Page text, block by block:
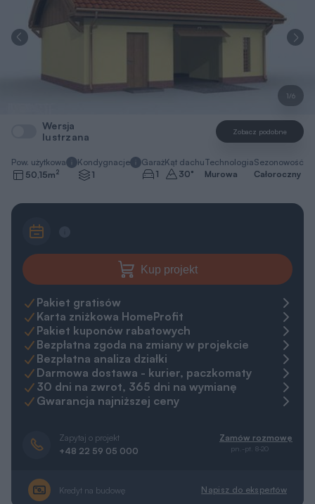
1/6
Wersja
lustrzana
Zobacz podobne
Pow. użytkowa
50,15m2
Kondygnacje
1
Garaż
1
Kąt dachu
30°
Technologia
Murowa
Sezonowość
Całoroczny
Kup projekt
Pakiet gratisów
Karta zniżkowa HomeProfit
Pakiet kuponów rabatowych
Bezpłatna zgoda na zmiany w projekcie
Bezpłatna analiza działki
Darmowa dostawa - kurier, paczkomaty
30 dni na zwrot, 365 dni na wymianę
Gwarancja najniższej ceny
Zapytaj o projekt
+48 22 59 05 000
Zamów rozmowę
pn.-pt. 8-20
Kredyt na budowę Napisz do ekspertów